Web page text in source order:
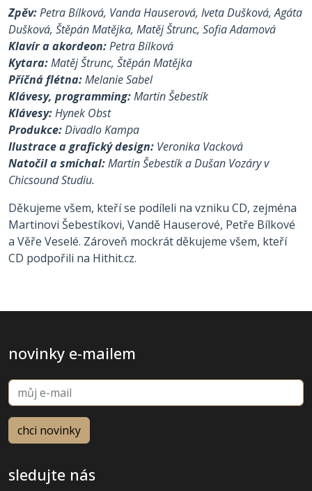
Zpěv:Petra Bílková, Vanda Hauserová, Iveta Dušková, Agáta
Dušková, Štěpán Matějka, Matěj Štrunc, Sofia Adamová
Klavír a akordeon:Petra Bílková
Kytara:Matěj Štrunc, Štěpán Matějka
Příčná flétna:Melanie Sabel
Klávesy, programming:Martin Šebestík
Klávesy:Hynek Obst
Produkce:Divadlo Kampa
Ilustrace a grafický design: Veronika Vacková
Natočil a smíchal:Martin Šebestík a Dušan Vozáry v
Chicsound Studiu.
Děkujeme všem, kteří se podíleli na vzniku CD, zejména
Martinovi Šebestíkovi, Vandě Hauserové, Petře Bílkové
a Věře Veselé. Zároveň mockrát děkujeme všem, kteří
CD podpořili na Hithit.cz.
novinky e-mailem
sledujte nás